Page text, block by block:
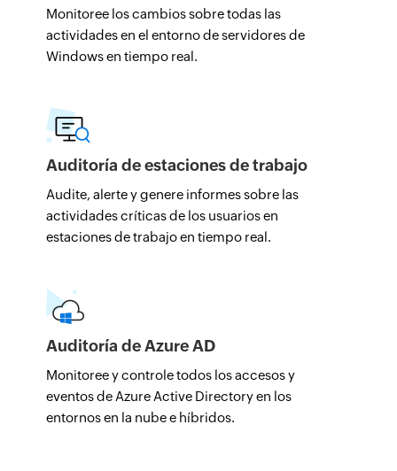
Monitoree los cambios sobre todas las
actividades en el entorno de servidores de
Windows en tiempo real.
Auditoría de estaciones de trabajo
Audite, alerte y genere informes sobre las
actividades críticas de los usuarios en
estaciones de trabajo en tiempo real.
Auditoría de Azure AD
Monitoree y controle todos los accesos y
eventos de Azure Active Directory en los
entornos en la nube e híbridos.